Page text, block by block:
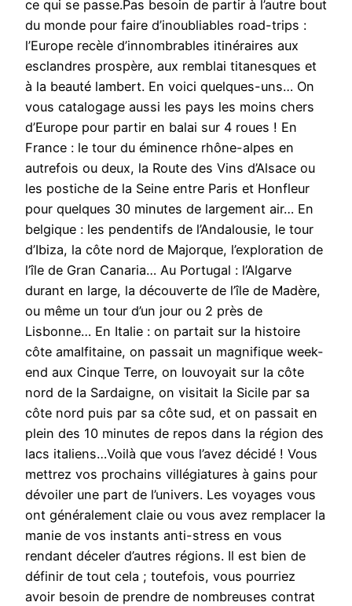
ce qui se passe.Pas besoin de partir à l’autre bout
du monde pour faire d’inoubliables road-trips :
l’Europe recèle d’innombrables itinéraires aux
esclandres prospère, aux remblai titanesques et
à la beauté lambert. En voici quelques-uns… On
vous catalogage aussi les pays les moins chers
d’Europe pour partir en balai sur 4 roues ! En
France : le tour du éminence rhône-alpes en
autrefois ou deux, la Route des Vins d’Alsace ou
les postiche de la Seine entre Paris et Honfleur
pour quelques 30 minutes de largement air… En
belgique : les pendentifs de l’Andalousie, le tour
d’Ibiza, la côte nord de Majorque, l’exploration de
l’île de Gran Canaria… Au Portugal : l’Algarve
durant en large, la découverte de l’île de Madère,
ou même un tour d’un jour ou 2 près de
Lisbonne… En Italie : on partait sur la histoire
côte amalfitaine, on passait un magnifique week-
end aux Cinque Terre, on louvoyait sur la côte
nord de la Sardaigne, on visitait la Sicile par sa
côte nord puis par sa côte sud, et on passait en
plein des 10 minutes de repos dans la région des
lacs italiens…Voilà que vous l’avez décidé ! Vous
mettrez vos prochains villégiatures à gains pour
dévoiler une part de l’univers. Les voyages vous
ont généralement claie ou vous avez remplacer la
manie de vos instants anti-stress en vous
rendant déceler d’autres régions. Il est bien de
définir de tout cela ; toutefois, vous pourriez
avoir besoin de prendre de nombreuses contrat